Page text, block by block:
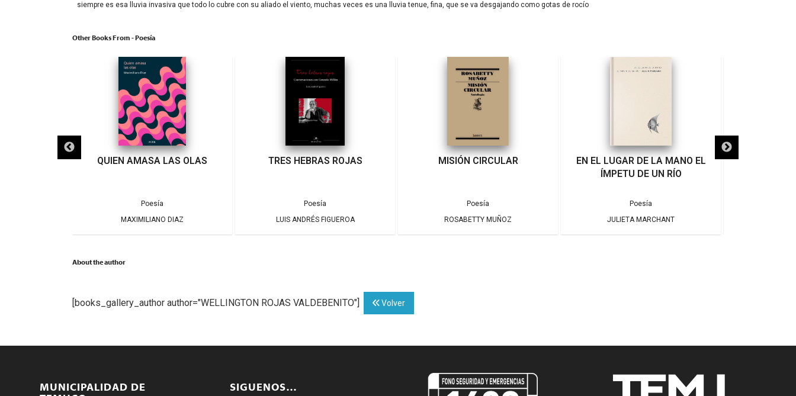
siempre es esa lluvia invasiva que todo lo cubre con su aliado el viento, muchas veces es una lluvia tenue, fina, que se va desgajando como gotas de rocío
Other Books From - Poesía
QUIEN AMASA LAS OLAS
Poesía
MAXIMILIANO DIAZ
TRES HEBRAS ROJAS
Poesía
LUIS ANDRÉS FIGUEROA
MISIÓN CIRCULAR
Poesía
ROSABETTY MUÑOZ
EN EL LUGAR DE LA MANO EL
ÍMPETU DE UN RÍO
Poesía
JULIETA MARCHANT
About the author
[books_gallery_author author="WELLINGTON ROJAS VALDEBENITO"] Volver
MUNICIPALIDAD DE
SIGUENOS…